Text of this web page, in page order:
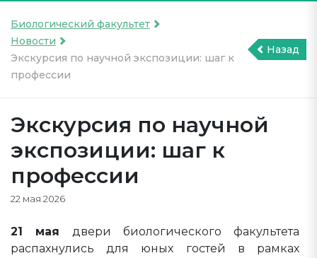
Биологический факультет
Новости
Экскурсия по научной экспозиции: шаг к
профессии
Назад
Экскурсия по научной
экспозиции: шаг к
профессии
22 мая 2026
21 мая двери биологического факультета
распахнулись для юных гостей в рамках